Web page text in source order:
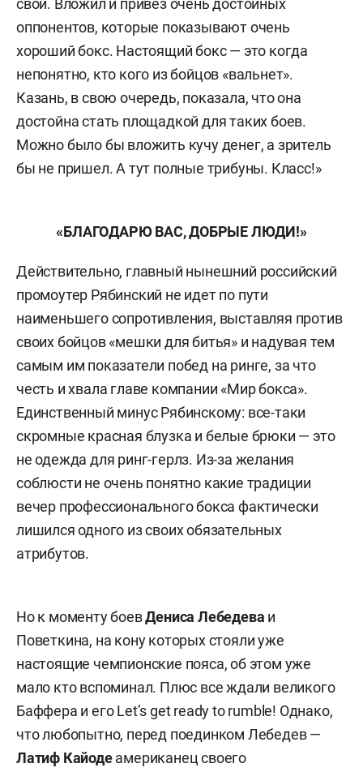
свои. Вложил и привез очень достойных
оппонентов, которые показывают очень
хороший бокс. Настоящий бокс — это когда
непонятно, кто кого из бойцов «вальнет».
Казань, в свою очередь, показала, что она
достойна стать площадкой для таких боев.
Можно было бы вложить кучу денег, а зритель
бы не пришел. А тут полные трибуны. Класс!»
«БЛАГОДАРЮ ВАС, ДОБРЫЕ ЛЮДИ!»
Действительно, главный нынешний российский
промоутер Рябинский не идет по пути
наименьшего сопротивления, выставляя против
своих бойцов «мешки для битья» и надувая тем
самым им показатели побед на ринге, за что
честь и хвала главе компании «Мир бокса».
Единственный минус Рябинскому: все-таки
скромные красная блузка и белые брюки — это
не одежда для ринг-герлз. Из-за желания
соблюсти не очень понятно какие традиции
вечер профессионального бокса фактически
лишился одного из своих обязательных
атрибутов.
Но к моменту боевДениса Лебедева и
Поветкина, на кону которых стояли уже
настоящие чемпионские пояса, об этом уже
мало кто вспоминал. Плюс все ждали великого
Баффера и его Let’s get ready to rumble! Однако,
что любопытно, перед поединком Лебедев —
Латиф Кайодеамериканец своего